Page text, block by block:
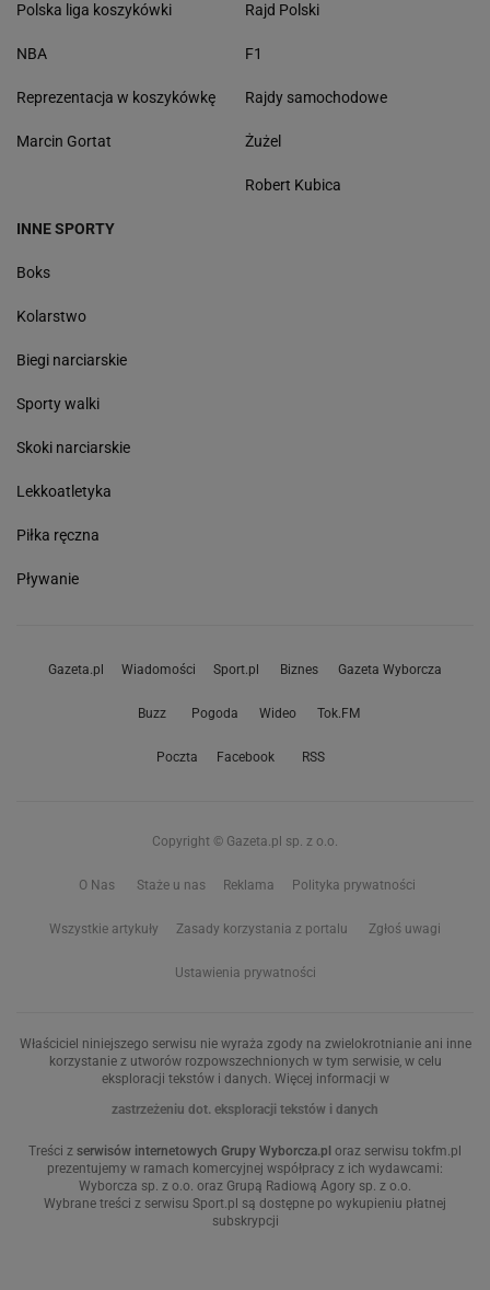
Polska liga koszykówki
NBA
Reprezentacja w koszykówkę
Marcin Gortat
Rajd Polski
F1
Rajdy samochodowe
Żużel
Robert Kubica
INNE SPORTY
Boks
Kolarstwo
Biegi narciarskie
Sporty walki
Skoki narciarskie
Lekkoatletyka
Piłka ręczna
Pływanie
Gazeta.pl Wiadomości Sport.pl Biznes Gazeta Wyborcza
Buzz Pogoda Wideo Tok.FM
Poczta Facebook RSS
Copyright © Gazeta.pl sp. z o.o.
O Nas Staże u nas Reklama Polityka prywatności
Wszystkie artykuły Zasady korzystania z portalu Zgłoś uwagi
Ustawienia prywatności
Właściciel niniejszego serwisu nie wyraża zgody na zwielokrotnianie ani inne
korzystanie z utworów rozpowszechnionych w tym serwisie, w celu
eksploracji tekstów i danych. Więcej informacji w
zastrzeżeniu dot. eksploracji tekstów i danych
Treści z serwisów internetowych Grupy Wyborcza.pl oraz serwisu tokfm.pl
prezentujemy w ramach komercyjnej współpracy z ich wydawcami:
Wyborcza sp. z o.o. oraz Grupą Radiową Agory sp. z o.o.
Wybrane treści z serwisu Sport.pl są dostępne po wykupieniu płatnej
subskrypcji